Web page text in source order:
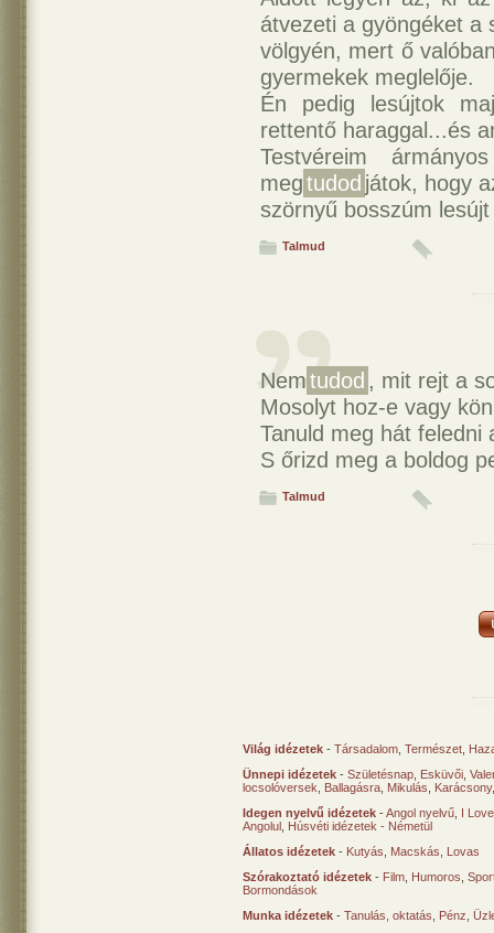
átvezeti a gyöngéket a
völgyén, mert ő
gyermekek meglelője.
Én pedig lesújtok
rettentő haraggal...és
Testvéreim
megtudod játok, hogy
szörnyű bosszúm
Talmud
Nemtudod , mit rejt a
Mosolyt hoz-e vagy
Tanuld meg hát feledni
S őrizd meg a boldog
Talmud
Világ idézetek - Társadalom Természet
Ünnepi idézetek - Születésnap Esküvői
locsolóversek
Ballagásra Mikulás Karácsony
Idegen nyelvű idézetek -Angol nyelvű I
Angolul Húsvéti idézetek - Németül
Állatos idézetek - Kutyás Macskás
Lovas
Szórakoztató idézetek - Film Humoros
Bormondások
Munka idézetek - Tanulás, oktatás Pénz